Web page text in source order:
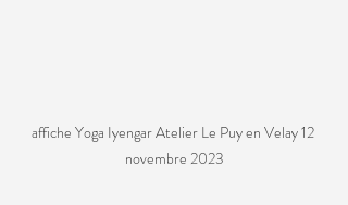
affiche Yoga Iyengar Atelier Le Puy en Velay 12
novembre 2023